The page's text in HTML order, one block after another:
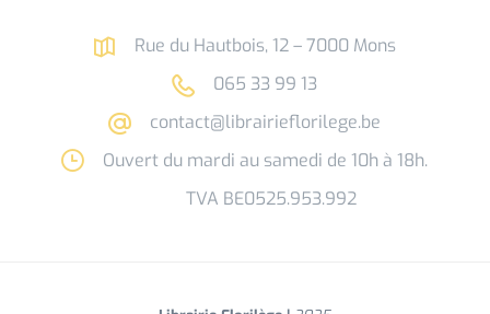
Rue du Hautbois, 12 – 7000 Mons
065 33 99 13
contact@librairieflorilege.be
Ouvert du mardi au samedi de 10h à 18h.
TVA BE0525.953.992